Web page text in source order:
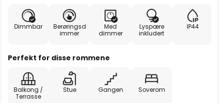
Dimmbar
Berøringsd
immer
Med
dimmer
Lyspære
inkludert
IP44
Perfekt for disse rommene
Balkong /
Terrasse
Stue Gangen Soverom